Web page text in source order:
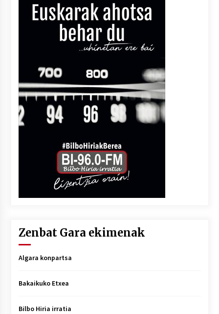
Zenbat Gara ekimenak
Algara konpartsa
Bakaikuko Etxea
Bilbo Hiria irratia